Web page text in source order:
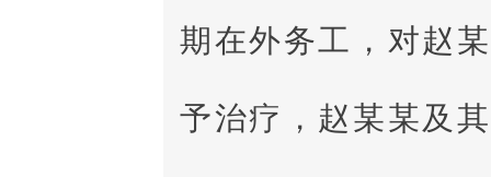
期在外务工，对赵
予治疗，赵某某及